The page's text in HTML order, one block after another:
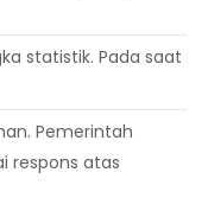
statistik. Pada saat
Pemerintah
respons atas